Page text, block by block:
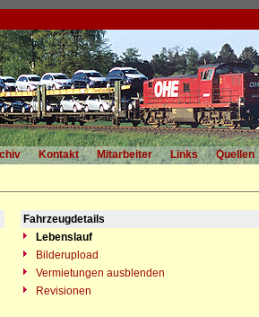
Kontakt Mitarbeiter Links Quellen
Fahrzeugdetails
Lebenslauf
Bilderupload
Vermietungen ausblenden
Revisionen